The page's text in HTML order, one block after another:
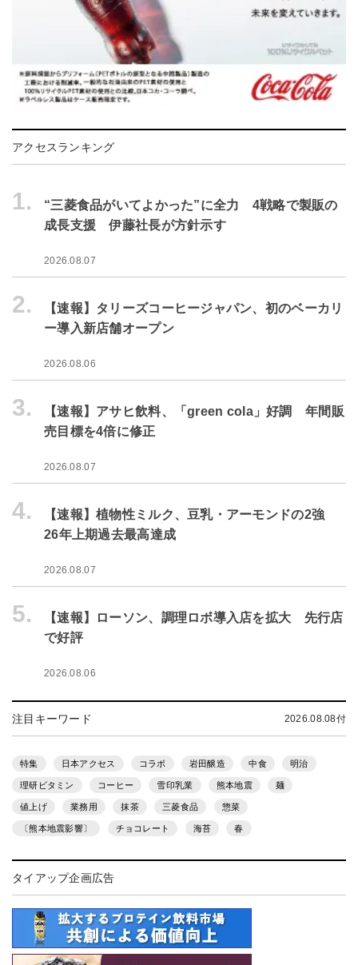
アクセスランキング
1.
“三菱食品がいてよかった”に全力 4戦略で製販の
成長支援 伊藤社長が方針示す
2026.08.07
2.
【速報】タリーズコーヒージャパン、初のベーカリ
ー導入新店舗オープン
2026.08.06
3.
【速報】アサヒ飲料、「green cola」好調 年間販
売目標を4倍に修正
2026.08.07
4.
【速報】植物性ミルク、豆乳・アーモンドの2強
26年上期過去最高達成
2026.08.07
5.
【速報】ローソン、調理ロボ導入店を拡大 先行店
で好評
2026.08.06
注目キーワード 2026.08.08付
特集 日本アクセス コラボ 岩田醸造 中食 明治
理研ビタミン コーヒー 雪印乳業 熊本地震 麺
値上げ 業務用 抹茶 三菱食品 惣菜
〔熊本地震影響〕 チョコレート 海苔 春
タイアップ企画広告